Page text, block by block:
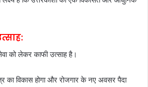
को लेकर काफी उत्साह है।
का विकास होगा और रोजगार के नए अवसर पैदा